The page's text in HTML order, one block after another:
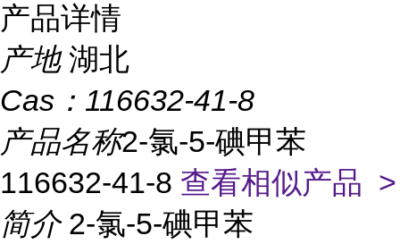
产品详情
产地 湖北
Cas： 116632-41-8
产品名称2-氯-5-碘甲苯
116632-41-8 查看相似产品 >
简介 2-氯-5-碘甲苯